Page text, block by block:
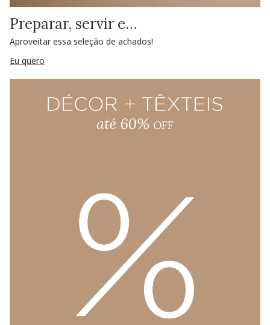
Preparar, servir e…
Aproveitar essa seleção de achados!
Eu quero